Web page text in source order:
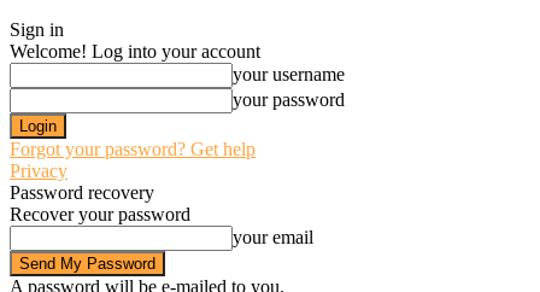
Sign in
Welcome! Log into your account
your username
your password
Forgot your password? Get help
Privacy
Password recovery
Recover your password
your email
A password will be e-mailed to you.